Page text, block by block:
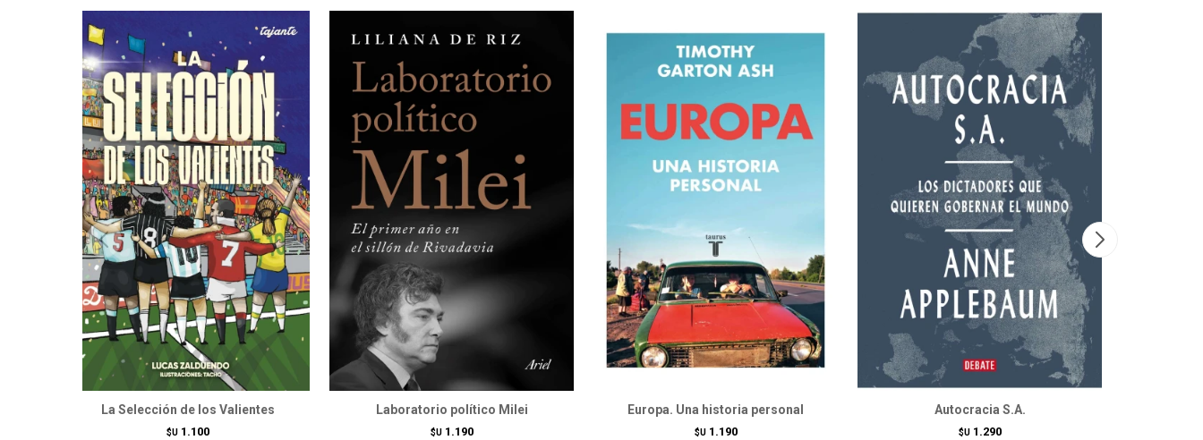
La Selección de los Valientes
$U 1.100
Laboratorio político Milei
$U 1.190
Europa. Una historia personal
$U 1.190
Autocracia S.A.
$U 1.290